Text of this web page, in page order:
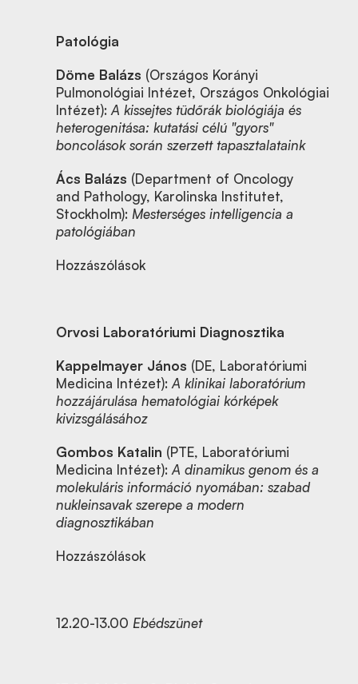
Patológia
Döme Balázs (Országos Korányi
Pulmonológiai Intézet, Országos Onkológiai
Intézet): A kissejtes tüdőrák biológiája és
heterogenitása: kutatási célú "gyors"
boncolások során szerzett tapasztalataink
Ács Balázs (Department of Oncology
and Pathology, Karolinska Institutet,
Stockholm): Mesterséges intelligencia a
patológiában
Hozzászólások
Orvosi Laboratóriumi Diagnosztika
Kappelmayer János (DE, Laboratóriumi
Medicina Intézet): A klinikai laboratórium
hozzájárulása hematológiai kórképek
kivizsgálásához
Gombos Katalin (PTE, Laboratóriumi
Medicina Intézet): A dinamikus genom és a
molekuláris információ nyomában: szabad
nukleinsavak szerepe a modern
diagnosztikában
Hozzászólások
12.20-13.00 Ebédszünet